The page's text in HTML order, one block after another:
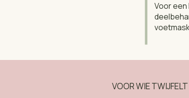
Voor
VOOR WIE TWIJFELT